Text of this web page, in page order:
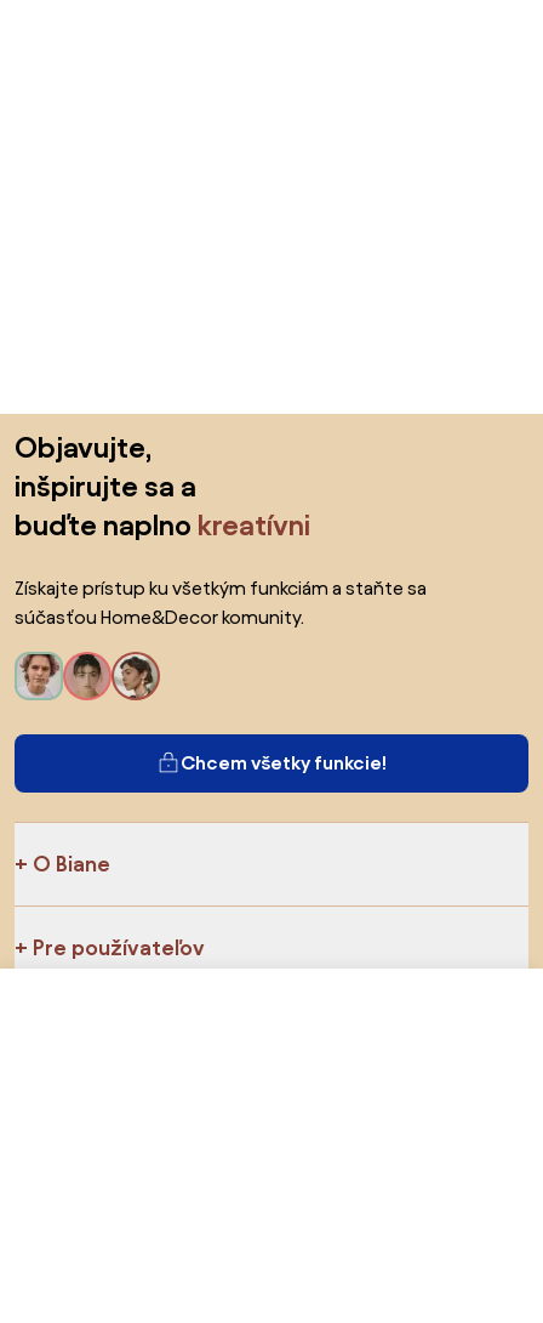
Objavujte,
inšpirujte sa a
buďte naplno kreatívni
Získajte prístup ku všetkým funkciám a staňte sa
súčasťou Home&Decor komunity.
Chcem všetky funkcie!
O Biane
Pre používateľov